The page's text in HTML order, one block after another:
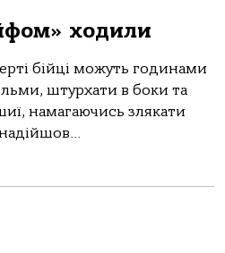
ходили
бійці можуть годинами
штурхати в боки та
намагаючись злякати